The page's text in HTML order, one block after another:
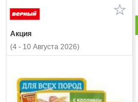
Акция
(4 - 10 Августа 2026)